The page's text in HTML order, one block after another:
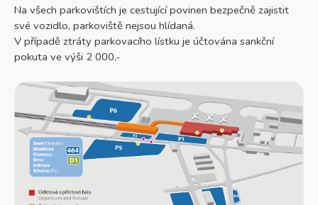
Na všech parkovištích je cestující povinen bezpečně zajistit
své vozidlo, parkoviště nejsou hlídaná.
V případě ztráty parkovacího lístku je účtována sankční
pokuta ve výši 2 000,-